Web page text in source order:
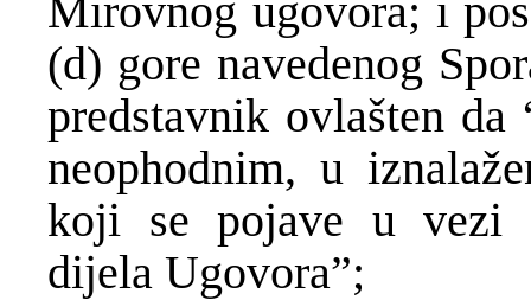
Mirovnog ugovora; i
(d) gore navedenog
predstavnik ovlašten
neophodnim, u
koji se pojave u vezi
dijela Ugovora”;